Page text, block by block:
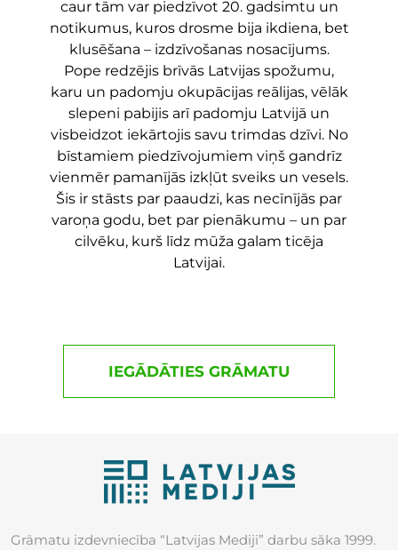
caur tām var piedzīvot 20. gadsimtu un
notikumus, kuros drosme bija ikdiena, bet
klusēšana – izdzīvošanas nosacījums.
Pope redzējis brīvās Latvijas spožumu,
karu un padomju okupācijas reālijas, vēlāk
slepeni pabijis arī padomju Latvijā un
visbeidzot iekārtojis savu trimdas dzīvi. No
bīstamiem piedzīvojumiem viņš gandrīz
vienmēr pamanījās izkļūt sveiks un vesels.
Šis ir stāsts par paaudzi, kas necīnījās par
varoņa godu, bet par pienākumu – un par
cilvēku, kurš līdz mūža galam ticēja
Latvijai.
IEGĀDĀTIES GRĀMATU
Grāmatu izdevniecība “Latvijas Mediji” darbu sāka 1999.